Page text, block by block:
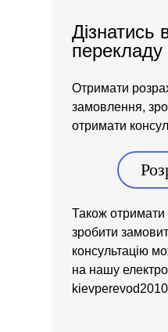
Дізнатись
перекладу
Отримати
замовлення,
отримати
Також отримати
зробити
консультацію
на нашу